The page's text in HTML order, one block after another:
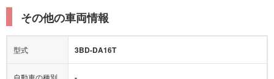
その他の車両情報
型式 3BD-DA16T